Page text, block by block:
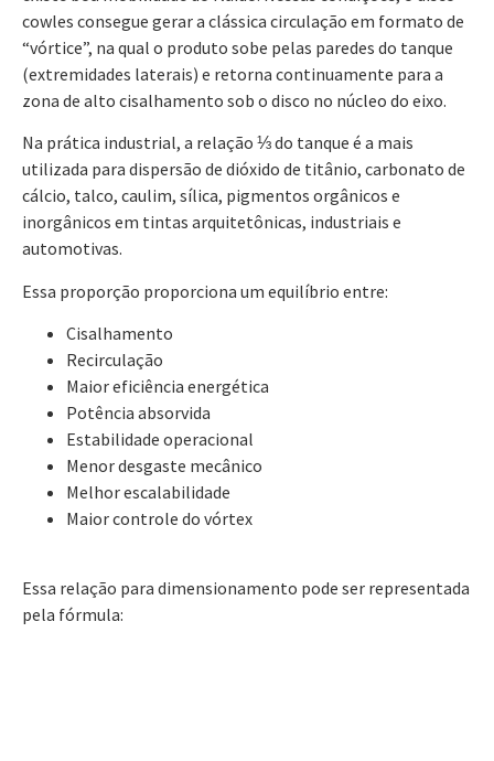
cowles consegue gerar a clássica circulação em formato de
“vórtice”, na qual o produto sobe pelas paredes do tanque
(extremidades laterais) e retorna continuamente para a
zona de alto cisalhamento sob o disco no núcleo do eixo.
Na prática industrial, a relação ⅓ do tanque é a mais
utilizada para dispersão de dióxido de titânio, carbonato de
cálcio, talco, caulim, sílica, pigmentos orgânicos e
inorgânicos em tintas arquitetônicas, industriais e
automotivas.
Essa proporção proporciona um equilíbrio entre:
Cisalhamento
Recirculação
Maior eficiência energética
Potência absorvida
Estabilidade operacional
Menor desgaste mecânico
Melhor escalabilidade
Maior controle do vórtex
Essa relação para dimensionamento pode ser representada
pela fórmula: